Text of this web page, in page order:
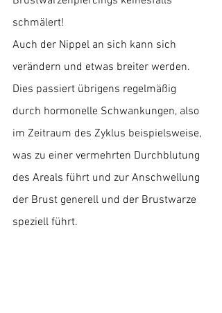
schmälert!
Auch der Nippel an sich kann sich
verändern und etwas breiter werden.
Dies passiert übrigens regelmäßig
durch hormonelle Schwankungen, also
im Zeitraum des Zyklus beispielsweise,
was zu einer vermehrten Durchblutung
des Areals führt und zur Anschwellung
der Brust generell und der Brustwarze
speziell führt.